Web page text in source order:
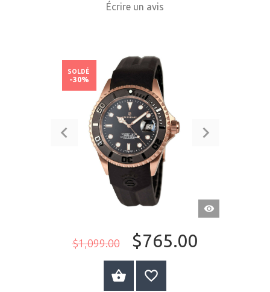
Écrire un avis
APERÇU
RAPIDE
$1,099.00 $765.00
SOLDÉ
-30%
ACHETER MAINTENANT